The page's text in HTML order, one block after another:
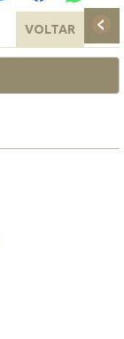
VOLTAR